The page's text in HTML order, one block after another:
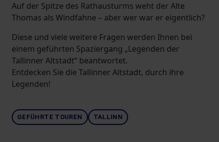
Auf der Spitze des Rathausturms weht der Alte
Thomas als Windfahne – aber wer war er eigentlich?
Diese und viele weitere Fragen werden Ihnen bei
einem geführten Spaziergang „Legenden der
Tallinner Altstadt“ beantwortet.
Entdecken Sie die Tallinner Altstadt, durch ihre
Legenden!
GEFÜHRTE TOUREN TALLINN